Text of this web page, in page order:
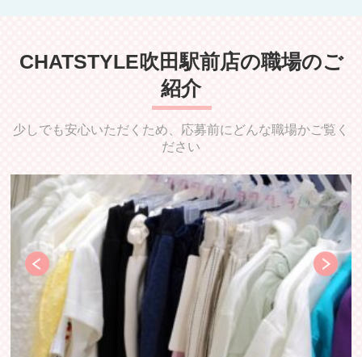
CHATSTYLE吹田駅前店の職場のご
紹介
少しでも安心いただくため、応募前にどんな職場かご覧く
ださい